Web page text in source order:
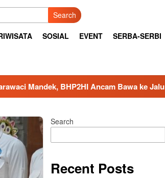
Search
SOSIAL EVENT SERBA-SERBI
BHP2HI Ancam Bawa ke Jalur Hukum
Search
Recent Posts